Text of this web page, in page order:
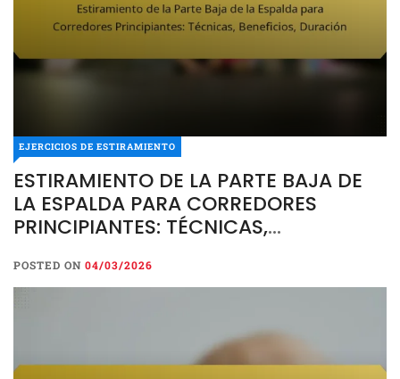
EJERCICIOS DE ESTIRAMIENTO
ESTIRAMIENTO DE LA PARTE BAJA DE
LA ESPALDA PARA CORREDORES
PRINCIPIANTES: TÉCNICAS,
POSTED ON 04/03/2026